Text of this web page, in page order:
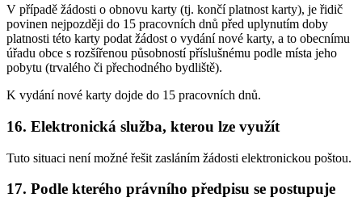
V případě žádosti o obnovu karty (tj. končí platnost karty), je řidič
povinen nejpozději do 15 pracovních dnů před uplynutím doby
platnosti této karty podat žádost o vydání nové karty, a to obecnímu
úřadu obce s rozšířenou působností příslušnému podle místa jeho
pobytu (trvalého či přechodného bydliště).
K vydání nové karty dojde do 15 pracovních dnů.
16. Elektronická služba, kterou lze využít
Tuto situaci není možné řešit zasláním žádosti elektronickou poštou.
17. Podle kterého právního předpisu se postupuje